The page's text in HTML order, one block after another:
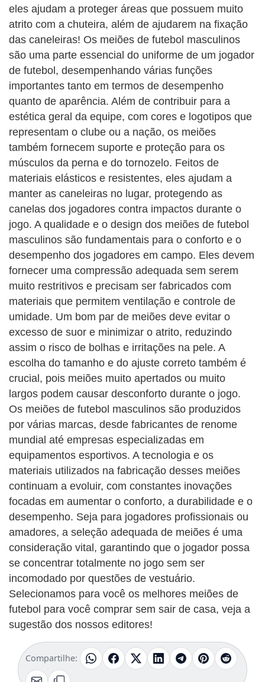
eles ajudam a proteger áreas que possuem muito
atrito com a chuteira, além de ajudarem na fixação
das caneleiras! Os meiões de futebol masculinos
são uma parte essencial do uniforme de um jogador
de futebol, desempenhando várias funções
importantes tanto em termos de desempenho
quanto de aparência. Além de contribuir para a
estética geral da equipe, com cores e logotipos que
representam o clube ou a nação, os meiões
também fornecem suporte e proteção para os
músculos da perna e do tornozelo. Feitos de
materiais elásticos e resistentes, eles ajudam a
manter as caneleiras no lugar, protegendo as
canelas dos jogadores contra impactos durante o
jogo. A qualidade e o design dos meiões de futebol
masculinos são fundamentais para o conforto e o
desempenho dos jogadores em campo. Eles devem
fornecer uma compressão adequada sem serem
muito restritivos e precisam ser fabricados com
materiais que permitem ventilação e controle de
umidade. Um bom par de meiões deve evitar o
excesso de suor e minimizar o atrito, reduzindo
assim o risco de bolhas e irritações na pele. A
escolha do tamanho e do ajuste correto também é
crucial, pois meiões muito apertados ou muito
largos podem causar desconforto durante o jogo.
Os meiões de futebol masculinos são produzidos
por várias marcas, desde fabricantes de renome
mundial até empresas especializadas em
equipamentos esportivos. A tecnologia e os
materiais utilizados na fabricação desses meiões
continuam a evoluir, com constantes inovações
focadas em aumentar o conforto, a durabilidade e o
desempenho. Seja para jogadores profissionais ou
amadores, a seleção adequada de meiões é uma
consideração vital, garantindo que o jogador possa
se concentrar totalmente no jogo sem ser
incomodado por questões de vestuário.
Selecionamos para você os melhores meiões de
futebol para você comprar sem sair de casa, veja a
sugestão dos nossos editores!
Compartilhe: